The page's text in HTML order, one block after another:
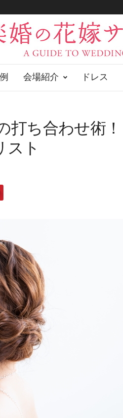
会場紹介 ドレス
ち合わせ術！
スト